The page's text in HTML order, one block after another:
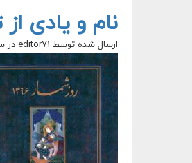
نام و یادی از
ارسال شده توسط editor71 در